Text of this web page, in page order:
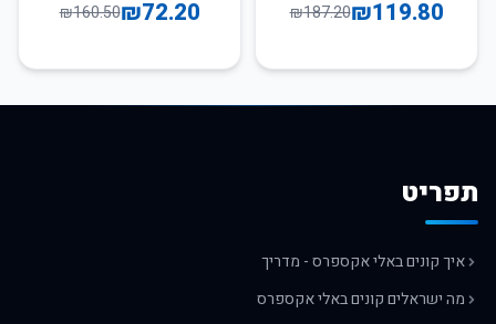
₪119.80
₪187.20
₪72.20
₪160.50
תפריט
איך קונים באלי אקספרס - מדריך
מה ישראלים קונים באלי אקספרס